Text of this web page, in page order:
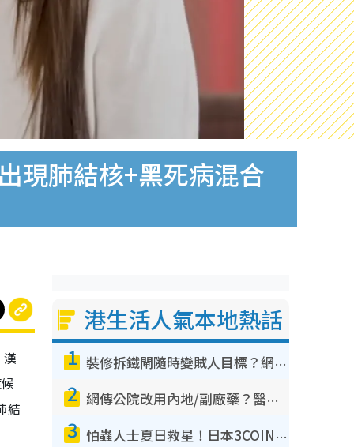
現肺結核+黑死病混合
結
港生活人氣本地熱話
1 裝修拆鐵閘隨時變賊人目標？網民揭2大關鍵用途：裝新式等於白裝？附新舊鐵閘分別
2 網傳公院改用內地/副廠藥？醫生拆解正副廠分別 揭4類人換藥隨時出事
3 怕蟲人士夏日救星！日本3COINS爆紅驅蟲神器$45起 1招「全程免觸碰」輕鬆搞定小強